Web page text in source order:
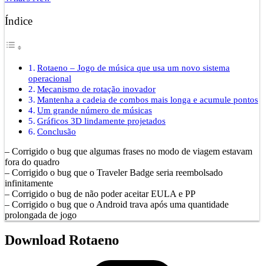
Índice
Rotaeno – Jogo de música que usa um novo sistema
operacional
Mecanismo de rotação inovador
Mantenha a cadeia de combos mais longa e acumule pontos
Um grande número de músicas
Gráficos 3D lindamente projetados
Conclusão
– Corrigido o bug que algumas frases no modo de viagem estavam
fora do quadro
– Corrigido o bug que o Traveler Badge seria reembolsado
infinitamente
– Corrigido o bug de não poder aceitar EULA e PP
– Corrigido o bug que o Android trava após uma quantidade
prolongada de jogo
Download Rotaeno